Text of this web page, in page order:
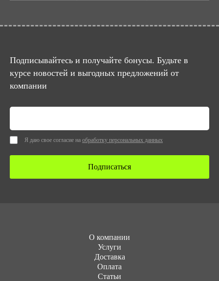
Подписывайтесь и получайте бонусы. Будьте в
курсе новостей и выгодных предложений от
компании
Я даю свое согласие на обработку персональных данных
Подписаться
О компании
Услуги
Доставка
Оплата
Статьи